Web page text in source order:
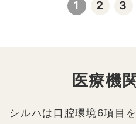
1 2 3
医療機
シルハは口腔環境6項目